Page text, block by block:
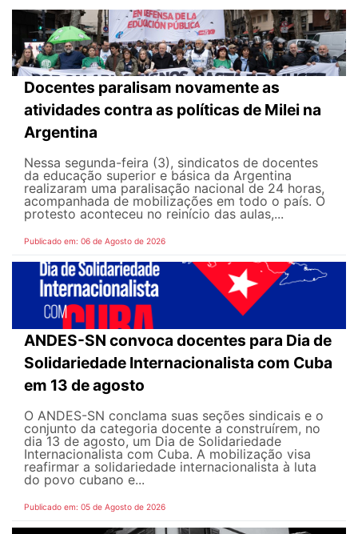
Docentes paralisam novamente as
atividades contra as políticas de Milei na
Argentina
Nessa segunda-feira (3), sindicatos de docentes
da educação superior e básica da Argentina
realizaram uma paralisação nacional de 24 horas,
acompanhada de mobilizações em todo o país. O
protesto aconteceu no reinício das aulas,...
Publicado em: 06 de Agosto de 2026
ANDES-SN convoca docentes para Dia de
Solidariedade Internacionalista com Cuba
em 13 de agosto
O ANDES-SN conclama suas seções sindicais e o
conjunto da categoria docente a construírem, no
dia 13 de agosto, um Dia de Solidariedade
Internacionalista com Cuba. A mobilização visa
reafirmar a solidariedade internacionalista à luta
do povo cubano e...
Publicado em: 05 de Agosto de 2026